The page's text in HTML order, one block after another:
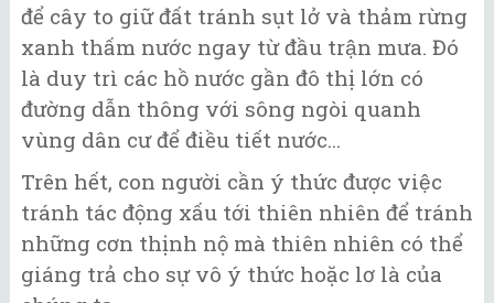
để cây to giữ đất tránh sụt lở và thảm rừng
xanh thấm nước ngay từ đầu trận mưa. Đó
là duy trì các hồ nước gần đô thị lớn có
đường dẫn thông với sông ngòi quanh
vùng dân cư để điều tiết nước...
Trên hết, con người cần ý thức được việc
tránh tác động xấu tới thiên nhiên để tránh
những cơn thịnh nộ mà thiên nhiên có thể
giáng trả cho sự vô ý thức hoặc lơ là của